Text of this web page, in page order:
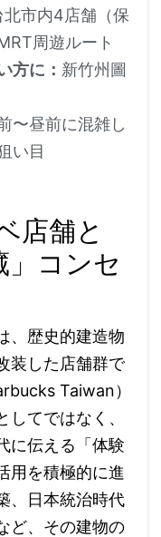
北市内4店舗（保
周遊ルート
方に： 新竹州圖
〜昼前に混雑し
い目
店舗と
」コンセ
、歴史的建造物
装した店舗群で
Taiwan）
てではなく、
に伝える「体験
用を積極的に進
、日本統治時代
ど、その建物の